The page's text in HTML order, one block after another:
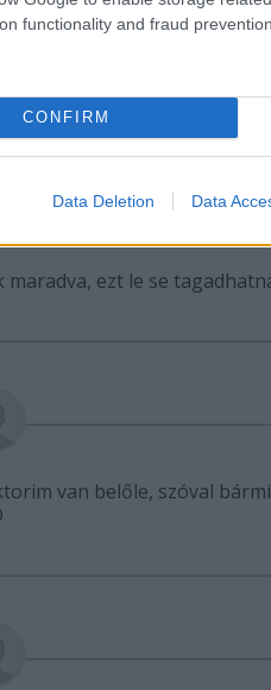
functionality and fraud
CONFIRM
Data Deletion Data
mondja, nem csak
mindenkinek megvan :D
ezt le se
van belőle, szóval